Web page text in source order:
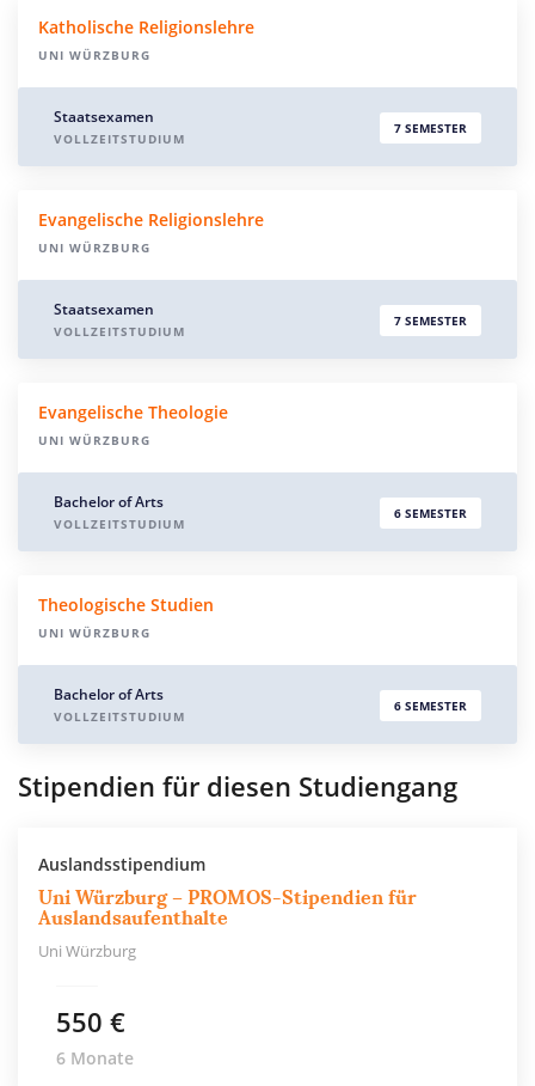
Katholische Religionslehre
UNI WÜRZBURG
Staatsexamen
VOLLZEITSTUDIUM
7 SEMESTER
Evangelische Religionslehre
UNI WÜRZBURG
Staatsexamen
VOLLZEITSTUDIUM
7 SEMESTER
Evangelische Theologie
UNI WÜRZBURG
Bachelor of Arts
VOLLZEITSTUDIUM
6 SEMESTER
Theologische Studien
UNI WÜRZBURG
Bachelor of Arts
VOLLZEITSTUDIUM
6 SEMESTER
Stipendien für diesen Studiengang
Auslandsstipendium
Uni Würzburg – PROMOS-Stipendien für
Auslandsaufenthalte
Uni Würzburg
550 €
6 Monate